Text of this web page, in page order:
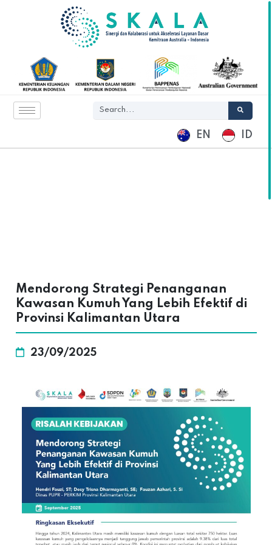
EN ID
Mendorong Strategi Penanganan
Kawasan Kumuh Yang Lebih Efektif di
Provinsi Kalimantan Utara
23/09/2025